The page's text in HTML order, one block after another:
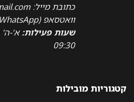
כתובת מייל: m4aisrael@gmail.com
וואטסאפ (WhatsApp) - 058-6057111
שעות פעילות:
09:30
קטגוריות מובילות